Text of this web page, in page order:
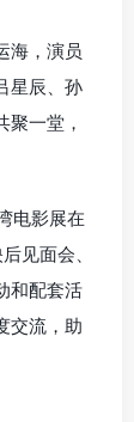
海，演员
星辰、孙
一堂，
电影展在
见面会、
和配套活
交流，助